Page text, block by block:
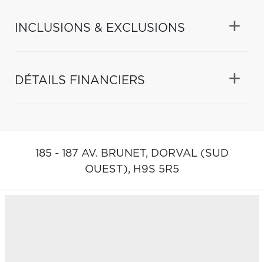
INCLUSIONS & EXCLUSIONS
DÉTAILS FINANCIERS
185 - 187 AV. BRUNET, DORVAL (SUD
OUEST), H9S 5R5